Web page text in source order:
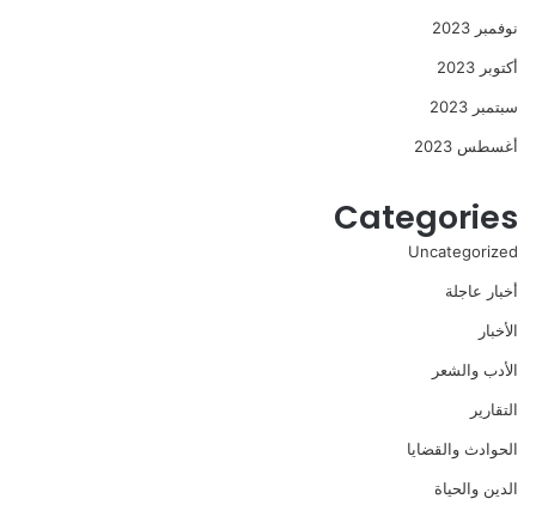
نوفمبر 2023
أكتوبر 2023
سبتمبر 2023
أغسطس 2023
Categories
Uncategorized
أخبار عاجلة
الأخبار
الأدب والشعر
التقارير
الحوادث والقضايا
الدين والحياة